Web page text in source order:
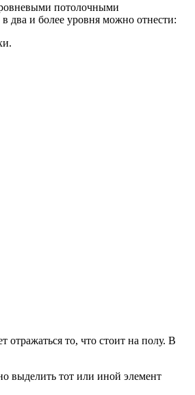
потолочными
два и более уровня можно отнести:
отражаться то, что стоит на полу. В
выделить тот или иной элемент